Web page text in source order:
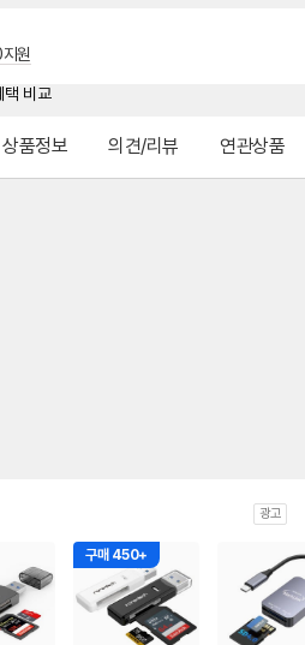
원
상품정보 의견/리뷰 연관상품
광고
구매 450+